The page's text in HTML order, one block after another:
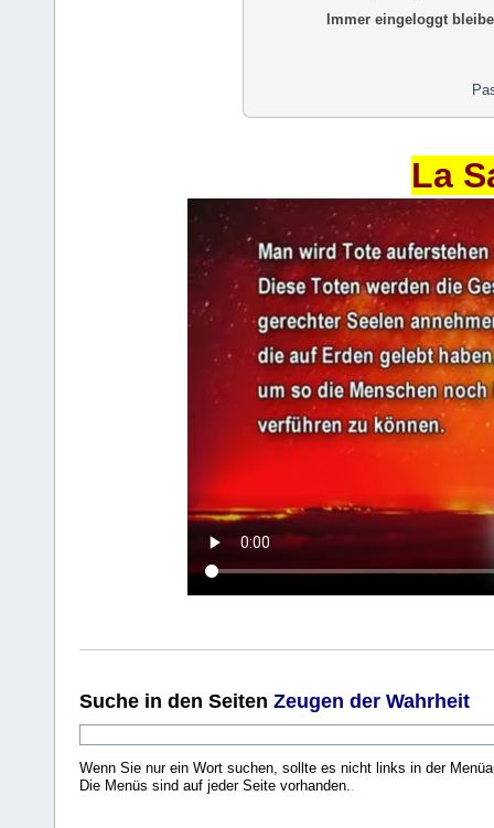
Immer eingeloggt
La
Suche in den Seiten Zeugen der Wahrheit
Wenn Sie nur ein Wort suchen, sollte es nicht links in der
Die Menüs sind auf jeder Seite vorhanden.